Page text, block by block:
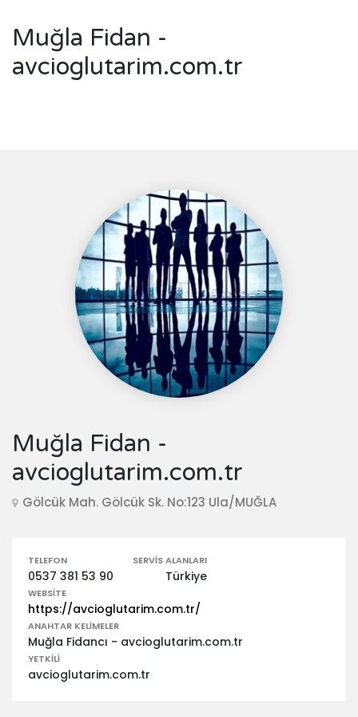
Muğla Fidan -
avcioglutarim.com.tr
Muğla Fidan -
avcioglutarim.com.tr
Gölcük Mah. Gölcük Sk. No:123 Ula/MUĞLA
TELEFON
0537 381 53 90
SERVIS ALANLARI
Türkiye
WEBSITE
https://avcioglutarim.com.tr/
ANAHTAR KELIMELER
Muğla Fidancı - avcioglutarim.com.tr
YETKILI
avcioglutarim.com.tr